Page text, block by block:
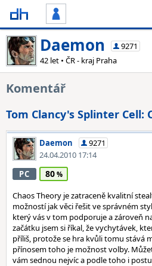
Daemon
9271
42 let • ČR - kraj Praha
Komentář
Tom Clancy's Splinter Cell:
Daemon
9271
24.04.2010 17:14
PC 80
Chaos Theory je zatraceně kvalitní
možností jak věci řešit ve správném
který vás v tom podporuje a zároveň
začátku jsem si říkal, že vychytávek,
příliš, protože se hra kvůli tomu stává
přínosem toho je možnost volby.
vám sednou nejvíc a podle toho i